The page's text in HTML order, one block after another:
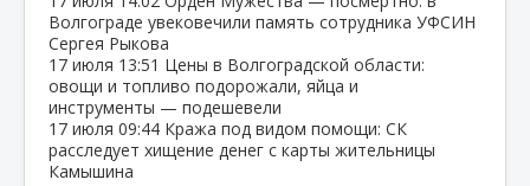
Волгограде увековечили память сотрудника УФСИН
Сергея Рыкова
17 июля 13:51 Цены в Волгоградской области:
овощи и топливо подорожали, яйца и
инструменты — подешевели
17 июля 09:44 Кража под видом помощи: СК
расследует хищение денег с карты жительницы
Камышина